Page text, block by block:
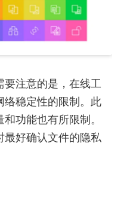
注意的是，在线工
络稳定性的限制。此
功能也有所限制。
最好确认文件的隐私